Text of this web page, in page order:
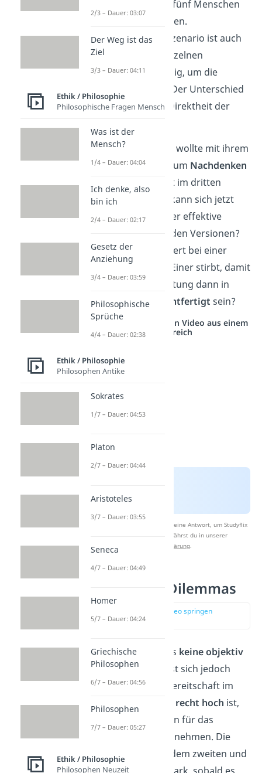
stoppen und somit fünf Menschen
auf den Gleisen retten.
➡️ Wie im zweiten Szenario ist auch
hier der Tod des einzelnen
Menschen notwendig, um die
anderen zu retten. Der Unterschied
liegt jedoch in der Direktheit der
Übrigens:Philippa Foot wollte mit ihrem
Gedankenexperiment zum Nachdenken
anregen
. Denn wer erst im dritten
Szenario passiv bleibt, kann sich jetzt
hinterfragen: Was ist der effektive
zwischen den Versionen?
In allen Szenarien passiert bei einer
Handlung das gleiche: Einer stirbt, damit
fünf leben! Kann die Tötung dann in
irgendeinem Fallgerechtfertigt sein?
Studyflix vernetzt: Hier ein Video aus einem
anderen Bereich
Nach Beantwortung speichern wir deine Antwort, um Studyflix
zu verbessern. Mehr dazu erfährst du in unserer
Datenschutzerklärung.
Lösungen des Dilemmas
zur Stelle im Video springen
(02:30)
Für das Dilemma gibt es keine objektiv
richtige Lösung
. Es lässt sich jedoch
beobachten, dass die Bereitschaft im
ersten Switch-Szenario recht hoch ist,
den Tod eines Menschen für das
Gemeinwohl in Kauf zu nehmen. Die
Bereitschaft sinkt
mit dem zweiten und
2/3 – Dauer: 03:07
Der Weg ist das
Ziel
3/3 – Dauer: 04:11
Ethik / Philosophie
Philosophische Fragen Mensch
Was ist der
Mensch?
1/4 – Dauer: 04:04
Ich denke, also
bin ich
2/4 – Dauer: 02:17
Gesetz der
Anziehung
3/4 – Dauer: 03:59
Philosophische
Sprüche
4/4 – Dauer: 02:38
Ethik / Philosophie
Philosophen Antike
Sokrates
1/7 – Dauer: 04:53
Platon
2/7 – Dauer: 04:44
Aristoteles
3/7 – Dauer: 03:55
Seneca
4/7 – Dauer: 04:49
Homer
5/7 – Dauer: 04:24
Griechische
Philosophen
6/7 – Dauer: 04:56
Philosophen
7/7 – Dauer: 05:27
Ethik / Philosophie
Philosophen Neuzeit